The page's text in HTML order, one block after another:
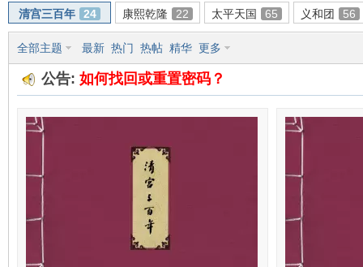
清宫三百年
24 康熙乾隆 22 太平天国 65 义和团 56
全部主题 最新 热门 热帖 精华 更多
公告: 如何找回或重置密码？